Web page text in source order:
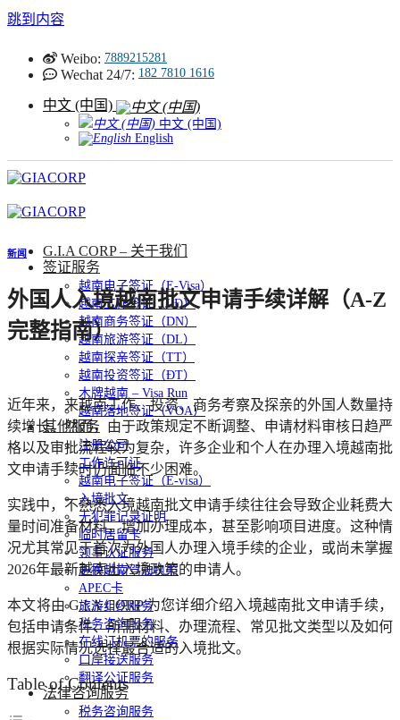
跳到内容
Weibo: 7889215281
Wechat 24/7: 182 7810 1616
中文 (中国)
中文 (中国)
English
G.I.A CORP – 关于我们
签证服务
越南电子签证（E-Visa）
越南工作签证（LĐ）
越南商务签证（DN）
越南旅游签证（DL）
越南探亲签证（TT）
越南投资签证（ĐT）
木牌越南 – Visa Run
越南落地签证（VOA）
其他服务
注册公司
工作许可证
越南电子签证（E-visa）
入境批文
无犯罪记录证明
临时居留卡
领事认证服务
更换越南驾驶执照
APEC卡
旅游组织服务
税务咨询服务
在线订机票的服务
口岸接送服务
翻译公证服务
法律咨询服务
税务咨询服务
新闻
外国人入境越南批文申请手续详解（A-Z
完整指南）
近年来，来越南工作、投资、商务考察及探亲的外国人数量持
续增长。然而，由于政策规定不断调整、申请材料审核日趋严
格以及审批流程较为复杂，许多企业和个人在办理入境越南批
文申请手续时仍面临不少困难。
实践中，不熟悉入境越南批文申请手续往往会导致企业耗费大
量时间准备材料，增加办理成本，甚至影响项目进度。这种情
况尤其常见于首次为外国人办理入境手续的企业，或尚未掌握
2026年最新越南出入境政策的申请人。
本文将由 G.I.A CORP 为您详细介绍入境越南批文申请手续，
包括申请条件、所需材料、办理流程、常见批文类型以及如何
根据实际情况选择最合适的入境批文。
Table of Contents